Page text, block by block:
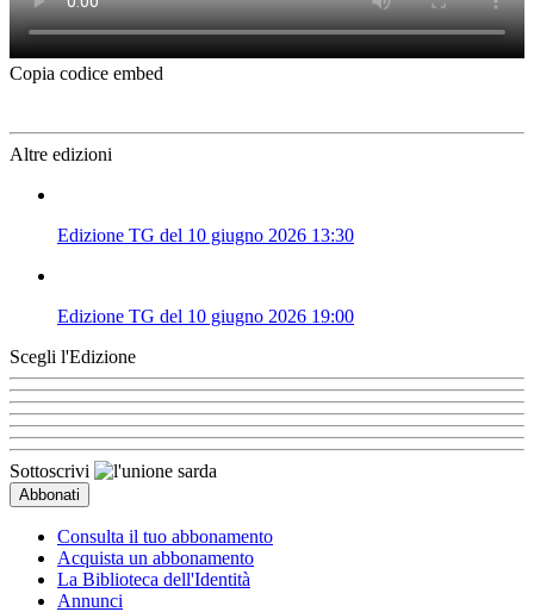
Copia codice embed
Altre edizioni
Edizione TG del 10 giugno 2026 13:30
Edizione TG del 10 giugno 2026 19:00
Scegli l'Edizione
Sottoscrivi
Consulta il tuo abbonamento
Acquista un abbonamento
La Biblioteca dell'Identità
Annunci